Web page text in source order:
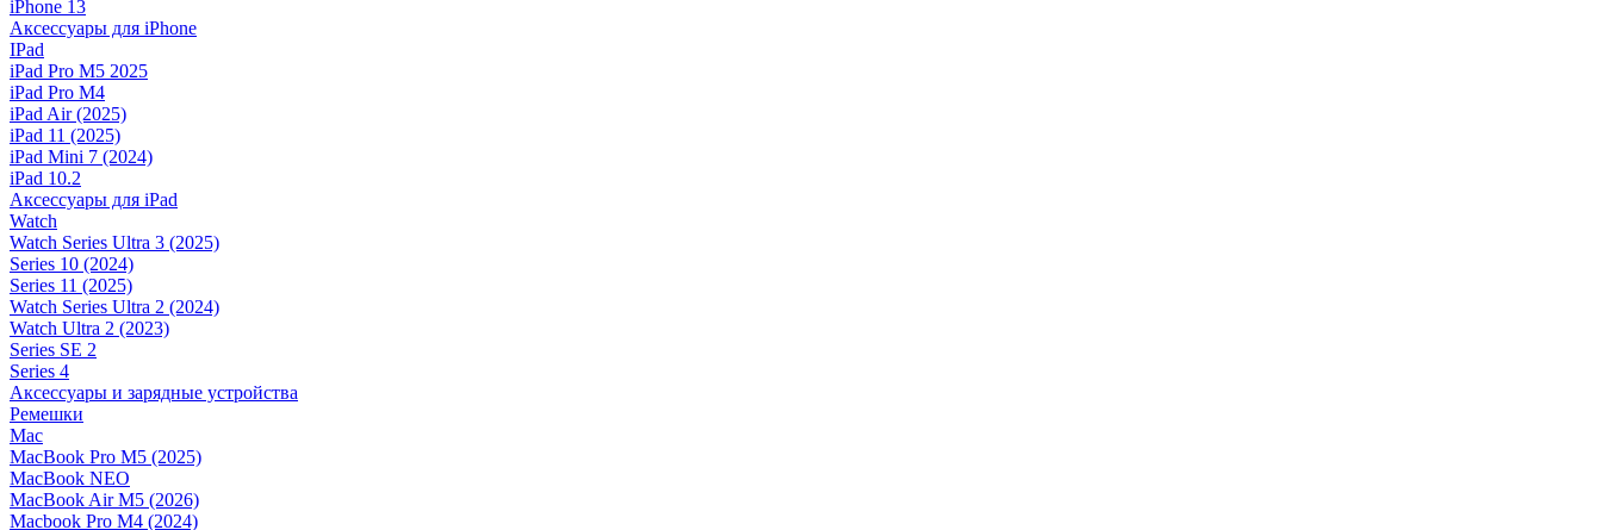
iPhone 13
Аксессуары для iPhone
IPad
iPad Pro M5 2025
iPad Pro M4
iPad Air (2025)
iPad 11 (2025)
iPad Mini 7 (2024)
iPad 10.2
Аксессуары для iPad
Watch
Watch Series Ultra 3 (2025)
Series 10 (2024)
Series 11 (2025)
Watch Series Ultra 2 (2024)
Watch Ultra 2 (2023)
Series SE 2
Series 4
Аксессуары и зарядные устройства
Ремешки
Mac
MacBook Pro M5 (2025)
MacBook NEO
MacBook Air M5 (2026)
Macbook Pro M4 (2024)